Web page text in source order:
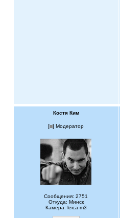
Костя Ким
[ ] Модератор
Сообщения: 2751
Откуда: Минск
Камера: leica m3